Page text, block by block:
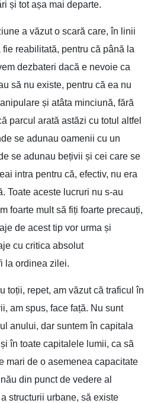
și tot așa mai departe.
a văzut o scară care, în linii
reabilitată, pentru că până la
dezbateri dacă e nevoie ca
să nu existe, pentru că ea nu
și atâta minciună, fără
parcul arată astăzi cu totul altfel
se adunau oamenii cu un
se adunau bețivii și cei care se
intra pentru că, efectiv, nu era
Toate aceste lucruri nu s-au
foarte mult să fiți foarte precauți,
de acest tip vor urma și
cu critica absolut
la ordinea zilei.
toții, repet, am văzut că traficul în
am spus, face față. Nu sunt
anului, dar suntem în capitala
în toate capitalele lumii, ca să
mari de o asemenea capacitate
din punct de vedere al
structurii urbane, să existe